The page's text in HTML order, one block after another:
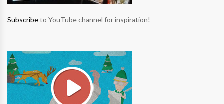
Subscribeto YouTube channel for inspiration!